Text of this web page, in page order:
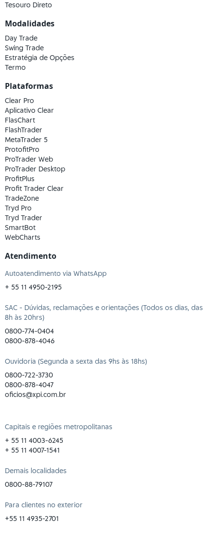
Tesouro Direto
Modalidades
Day Trade
Swing Trade
Estratégia de Opções
Termo
Plataformas
Clear Pro
Aplicativo Clear
FlasChart
FlashTrader
MetaTrader 5
ProtofitPro
ProTrader Web
ProTrader Desktop
ProfitPlus
Profit Trader Clear
TradeZone
Tryd Pro
Tryd Trader
SmartBot
WebCharts
Atendimento
Autoatendimento via WhatsApp
+ 55 11 4950-2195
SAC - Dúvidas, reclamações e orientações (Todos os dias, das
8h às 20hrs)
0800-774-0404
0800-878-4046
Ouvidoria (Segunda a sexta das 9hs às 18hs)
0800-722-3730
0800-878-4047
oficios@xpi.com.br
Capitais e regiões metropolitanas
+ 55 11 4003-6245
+ 55 11 4007-1541
Demais localidades
0800-88-79107
Para clientes no exterior
+55 11 4935-2701